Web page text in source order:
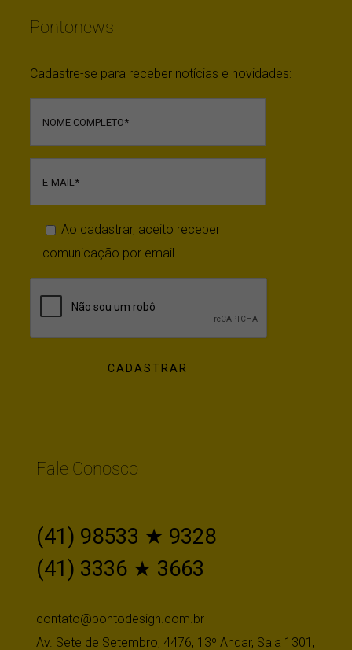
Pontonews
Cadastre-se para receber notícias e novidades:
Ao cadastrar, aceito receber
comunicação por email
Fale Conosco
(41) 98533 ★ 9328
(41) 3336 ★ 3663
contato@pontodesign.com.br
Av. Sete de Setembro, 4476, 13º Andar, Sala 1301,